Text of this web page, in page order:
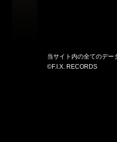
当サイト内の全てのデー
©F.I.X. RECORDS